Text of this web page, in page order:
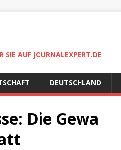
SIE AUF JOURNALEXPERT.DE
DEUTSCHLAND
Die Gewa